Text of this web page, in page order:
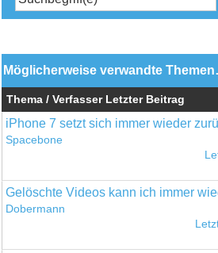
Möglicherweise verwandte
Thema / Verfasser Letzter Beitrag
iPhone 7 setzt sich immer wieder
Spacebone
Gelöschte Videos kann ich immer
Dobermann